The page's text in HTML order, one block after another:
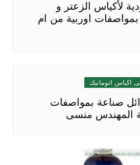
لأكياس الزعتر و
بمواصفات اوربية من ام
اكياس اتوماتيك
صناعة بمواصفات
المهندس منسى